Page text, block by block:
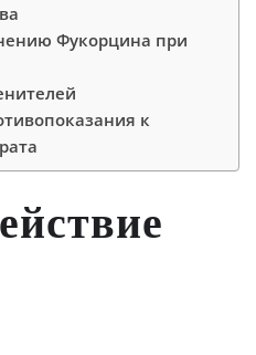
Фукорцина при
к